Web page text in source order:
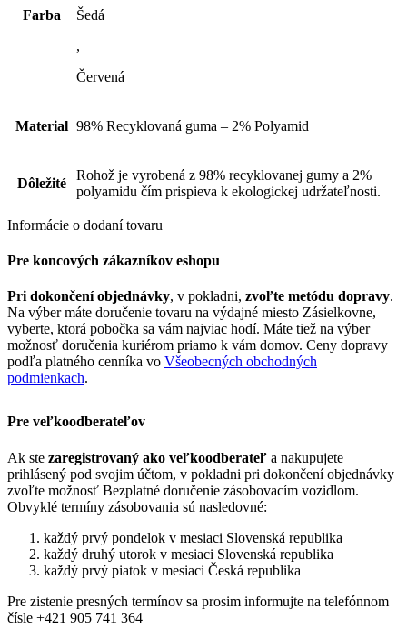
Farba
Šedá
,
Červená
Material 98% Recyklovaná guma – 2% Polyamid
Dôležité
Rohož je vyrobená z 98% recyklovanej gumy a 2%
polyamidu čím prispieva k ekologickej udržateľnosti.
Informácie o dodaní tovaru
Pre koncových zákazníkov eshopu
Pri dokončení objednávky, v pokladni, zvoľte metódu dopravy.
Na výber máte doručenie tovaru na výdajné miesto Zásielkovne,
vyberte, ktorá pobočka sa vám najviac hodí. Máte tiež na výber
možnosť doručenia kuriérom priamo k vám domov. Ceny dopravy
podľa platného cenníka vo Všeobecných obchodných
podmienkach.
Pre veľkoodberateľov
Ak ste zaregistrovaný ako veľkoodberateľ a nakupujete
prihlásený pod svojim účtom, v pokladni pri dokončení objednávky
zvoľte možnosť Bezplatné doručenie zásobovacím vozidlom.
Obvyklé termíny zásobovania sú nasledovné:
každý prvý pondelok v mesiaci Slovenská republika
každý druhý utorok v mesiaci Slovenská republika
každý prvý piatok v mesiaci Česká republika
Pre zistenie presných termínov sa prosim informujte na telefónnom
čísle +421 905 741 364